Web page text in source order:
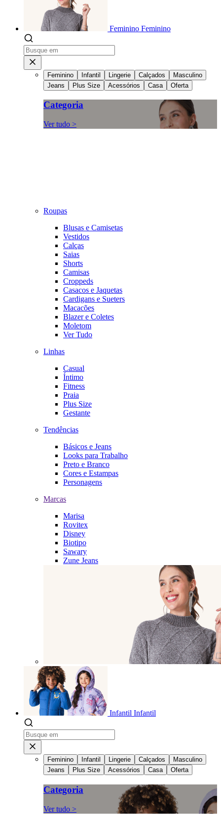
Feminino Feminino
Feminino Infantil Lingerie Calçados
Masculino
Jeans
Plus Size Acessórios Casa Oferta
Categoria
Ver tudo >
Roupas
Blusas e Camisetas
Vestidos
Calças
Saias
Shorts
Camisas
Croppeds
Casacos e Jaquetas
Cardigans e Sueters
Macacões
Blazer e Coletes
Moletom
Ver Tudo
Linhas
Casual
Íntimo
Fitness
Praia
Plus Size
Gestante
Tendências
Básicos e Jeans
Looks para Trabalho
Preto e Branco
Cores e Estampas
Personagens
Marcas
Marisa
Rovitex
Disney
Biotipo
Sawary
Zune Jeans
Infantil Infantil
Feminino Infantil Lingerie Calçados
Masculino
Jeans
Plus Size Acessórios Casa Oferta
Categoria
Ver tudo >